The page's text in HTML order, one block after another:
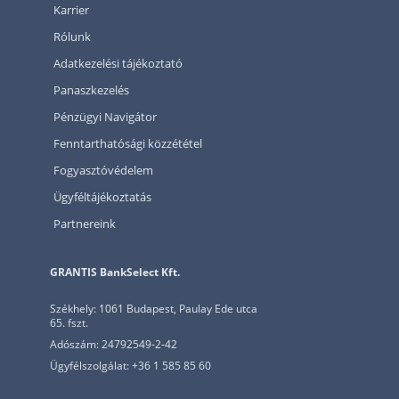
Karrier
Rólunk
Adatkezelési tájékoztató
Panaszkezelés
Pénzügyi Navigátor
Fenntarthatósági közzététel
Fogyasztóvédelem
Ügyféltájékoztatás
Partnereink
GRANTIS BankSelect Kft.
Székhely: 1061 Budapest, Paulay Ede utca
65. fszt.
Adószám: 24792549-2-42
Ügyfélszolgálat: +36 1 585 85 60